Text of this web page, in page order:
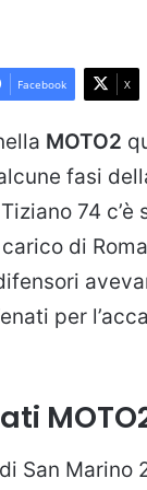
Facebook X
MOTO2
fasi
74 c’è
di
per
San